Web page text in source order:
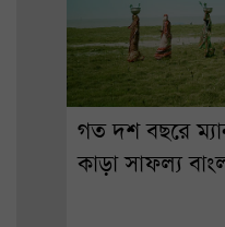
গত দশ বছরে
কাড়া সাফল্য